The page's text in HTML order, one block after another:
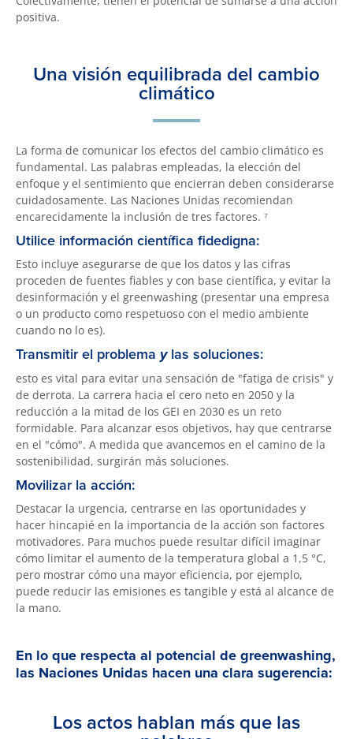
positiva.
Una visión equilibrada del cambio
climático
La forma de comunicar los efectos del cambio climático es
fundamental. Las palabras empleadas, la elección del
enfoque y el sentimiento que encierran deben considerarse
cuidadosamente. Las Naciones Unidas recomiendan
encarecidamente la inclusión de tres factores. ⁷
Utilice información científica fidedigna:
Esto incluye asegurarse de que los datos y las cifras
proceden de fuentes fiables y con base científica, y evitar la
desinformación y el greenwashing (presentar una empresa
o un producto como respetuoso con el medio ambiente
cuando no lo es).
Transmitir el problema y las soluciones:
esto es vital para evitar una sensación de "fatiga de crisis" y
de derrota. La carrera hacia el cero neto en 2050 y la
reducción a la mitad de los GEI en 2030 es un reto
formidable. Para alcanzar esos objetivos, hay que centrarse
en el "cómo". A medida que avancemos en el camino de la
sostenibilidad, surgirán más soluciones.
Movilizar la acción:
Destacar la urgencia, centrarse en las oportunidades y
hacer hincapié en la importancia de la acción son factores
motivadores. Para muchos puede resultar difícil imaginar
cómo limitar el aumento de la temperatura global a 1,5 °C,
pero mostrar cómo una mayor eficiencia, por ejemplo,
puede reducir las emisiones es tangible y está al alcance de
la mano.
En lo que respecta al potencial de greenwashing,
las Naciones Unidas hacen una clara sugerencia:
Los actos hablan más que las